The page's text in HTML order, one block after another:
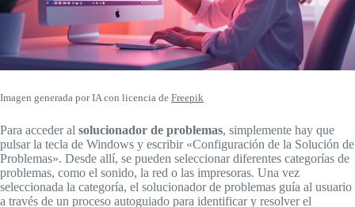
Imagen generada por IA con licencia de Freepik
Para acceder al solucionador de problemas, simplemente hay que
pulsar la tecla de Windows y escribir «Configuración de la Solución de
Problemas». Desde allí, se pueden seleccionar diferentes categorías de
problemas, como el sonido, la red o las impresoras. Una vez
seleccionada la categoría, el solucionador de problemas guía al usuario
a través de un proceso autoguiado para identificar y resolver el